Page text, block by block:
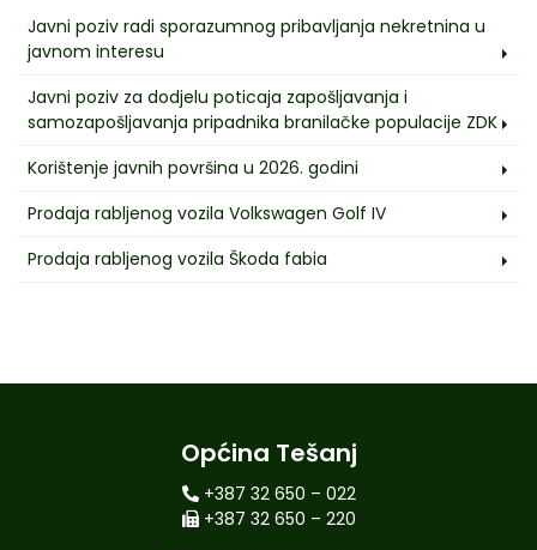
Javni poziv radi sporazumnog pribavljanja nekretnina u
javnom interesu
Javni poziv za dodjelu poticaja zapošljavanja i
samozapošljavanja pripadnika branilačke populacije ZDK
Korištenje javnih površina u 2026. godini
Prodaja rabljenog vozila Volkswagen Golf IV
Prodaja rabljenog vozila Škoda fabia
Općina Tešanj
+387 32 650 – 022
+387 32 650 – 220